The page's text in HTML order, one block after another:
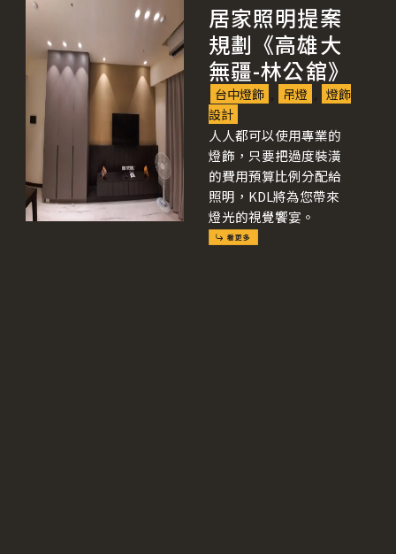
居家照明提案
規劃《高雄大
無疆-林公舘》
台中燈飾 吊燈
燈飾
設計
人人都可以使用專業的
燈飾，只要把過度裝潢
的費用預算比例分配給
照明，KDL將為您帶來
燈光的視覺饗宴。